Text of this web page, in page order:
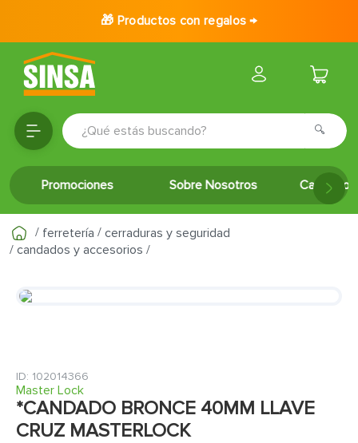
🎁 Productos con regalos →
¿Qué estás buscando?
Promociones Sobre Nosotros Catálogo
ferretería
cerraduras y seguridad
candados y accesorios
: 102014366
Master Lock
*CANDADO BRONCE 40MM LLAVE
CRUZ MASTERLOCK
TÉRMINOS MÁS BUSCADOS
1.
porcelanato
2.
ceramica
9.
pantry